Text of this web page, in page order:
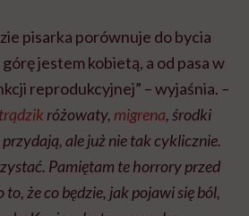
pisarka porównuje do bycia
jestem kobietą, a od pasa w
reprodukcyjnej” – wyjaśnia. –
trądzikróżowaty, migrena, środki
ale już nie tak cyklicznie.
Pamiętam te horrory przed
że co będzie, jak pojawi się ból,